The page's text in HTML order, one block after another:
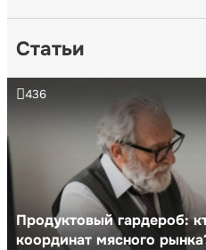
Статьи
Продуктовый гардероб:
координат мясного
436